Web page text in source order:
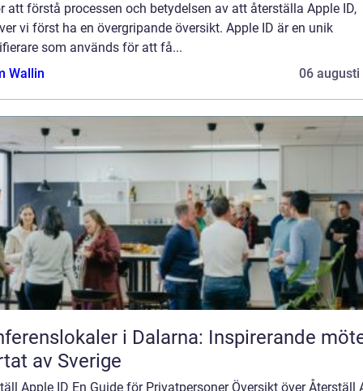
att förstå processen och betydelsen av att återställa Apple ID,
vi först ha en övergripande översikt. Apple ID är en unik
som används för att få...
Wallin
06 augusti
i Dalarna: Inspirerande
av Sverige
Apple ID En Guide för Privatpersoner Översikt över Återställ